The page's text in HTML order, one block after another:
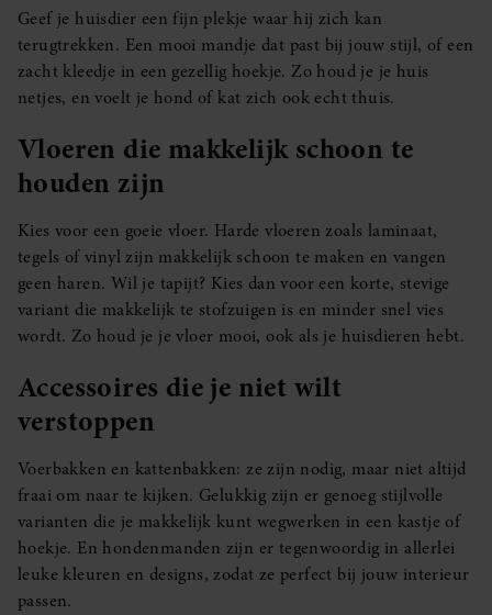
Geef je huisdier een fijn plekje waar hij zich kan
terugtrekken. Een mooi mandje dat past bij jouw stijl, of een
zacht kleedje in een gezellig hoekje. Zo houd je je huis
netjes, en voelt je hond of kat zich ook echt thuis.
Vloeren die makkelijk schoon te
houden zijn
Kies voor een goeie vloer. Harde vloeren zoals laminaat,
tegels of vinyl zijn makkelijk schoon te maken en vangen
geen haren. Wil je tapijt? Kies dan voor een korte, stevige
variant die makkelijk te stofzuigen is en minder snel vies
wordt. Zo houd je je vloer mooi, ook als je huisdieren hebt.
Accessoires die je niet wilt
verstoppen
Voerbakken en kattenbakken: ze zijn nodig, maar niet altijd
fraai om naar te kijken. Gelukkig zijn er genoeg stijlvolle
varianten die je makkelijk kunt wegwerken in een kastje of
hoekje. En hondenmanden zijn er tegenwoordig in allerlei
leuke kleuren en designs, zodat ze perfect bij jouw interieur
passen.